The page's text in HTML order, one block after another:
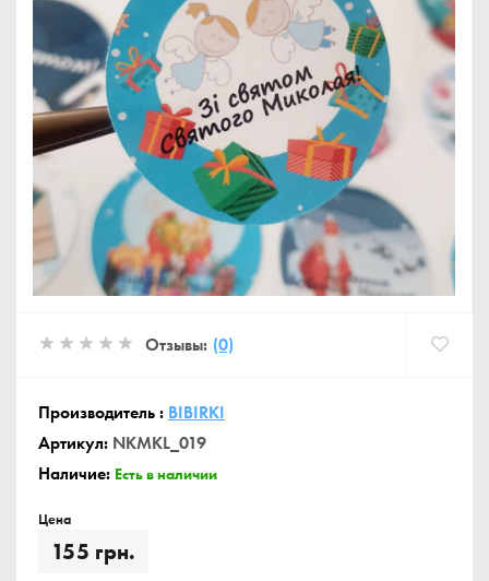
Отзывы: (0)
Производитель : BIBIRKI
Артикул: NKMKL_019
Наличие: Есть в наличии
Цена
155 грн.